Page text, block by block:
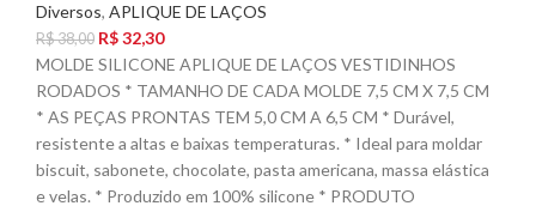
Diversos, APLIQUE DE LAÇOS
R$38,00 R$32,30
MOLDE SILICONE APLIQUE DE LAÇOS VESTIDINHOS
RODADOS * TAMANHO DE CADA MOLDE 7,5 CM X 7,5 CM
* AS PEÇAS PRONTAS TEM 5,0 CM A 6,5 CM * Durável,
resistente a altas e baixas temperaturas. * Ideal para moldar
biscuit, sabonete, chocolate, pasta americana, massa elástica
e velas. * Produzido em 100% silicone * PRODUTO